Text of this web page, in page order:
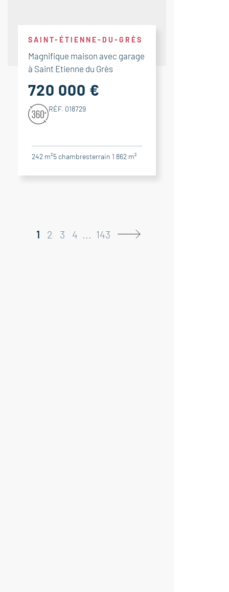
SAINT-ÉTIENNE-DU-GRÈS
Magnifique maison avec garage
à Saint Etienne du Grès
720 000 €
RÉF. 018729
242 m²5 chambresterrain 1 862 m²
1 2 3 4 ... 143